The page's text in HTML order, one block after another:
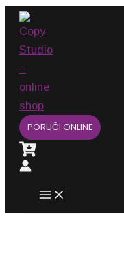
Pređi
sadržaj
PORUČI ONLINE
Main